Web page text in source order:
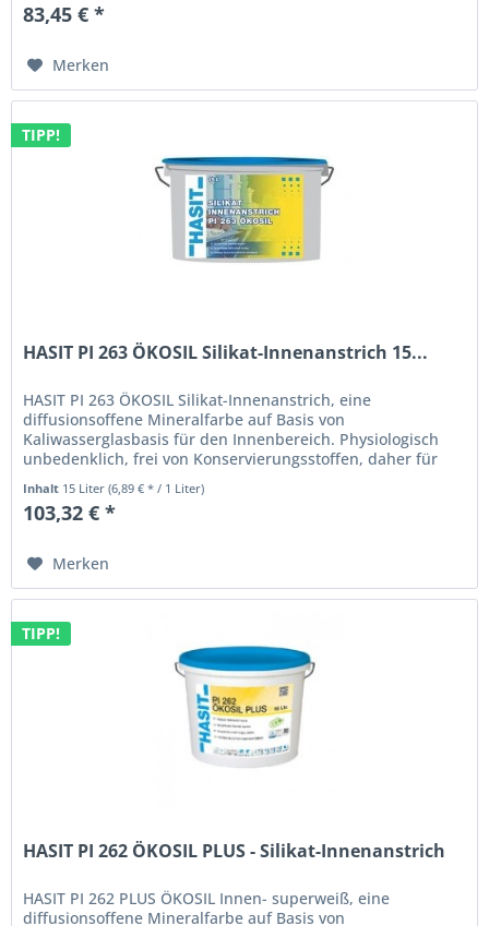
83,45 € *
Merken
TIPP!
HASIT PI 263 ÖKOSIL Silikat-Innenanstrich 15...
HASIT PI 263 ÖKOSIL Silikat-Innenanstrich, eine
diffusionsoffene Mineralfarbe auf Basis von
Kaliwasserglasbasis für den Innenbereich. Physiologisch
unbedenklich, frei von Konservierungsstoffen, daher für
Allergiker geeignet. Für alle...
Inhalt 15 Liter(6,89 € * / 1 Liter)
103,32 € *
Merken
TIPP!
HASIT PI 262 ÖKOSIL PLUS - Silikat-Innenanstrich
HASIT PI 262 PLUS ÖKOSIL Innen- superweiß, eine
diffusionsoffene Mineralfarbe auf Basis von